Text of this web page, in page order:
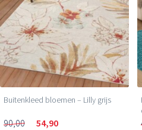
Buitenkleed bloemen – Lilly grijs
90,00 54,90